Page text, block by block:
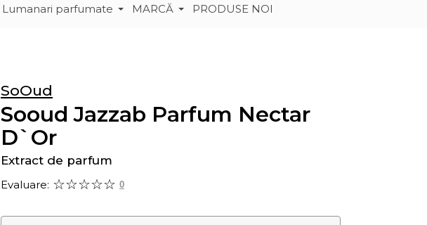
Lumanari parfumate MARCĂ PRODUSE NOI
SoOud
Sooud Jazzab Parfum Nectar
D`Or
Extract de parfum
Evaluare: 0